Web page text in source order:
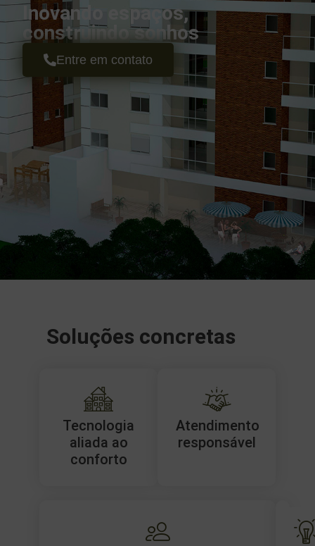
Inovando espaços,
construindo sonhos
Entre em contato
Soluções concretas
Tecnologia
aliada ao
conforto
Atendimento
responsável